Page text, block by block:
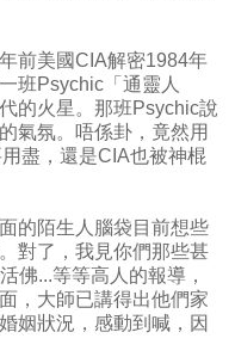
前美國CIA解密1984年
班Psychic「通靈人
的火星。那班Psychic說
氣氛。唔係卦，竟然用
盡，還是CIA也被神棍
的陌生人腦袋目前想些
對了，我見你們那些甚
佛...等等高人的報導，
，大師已講得出他們家
姻狀況，感動到喊，因